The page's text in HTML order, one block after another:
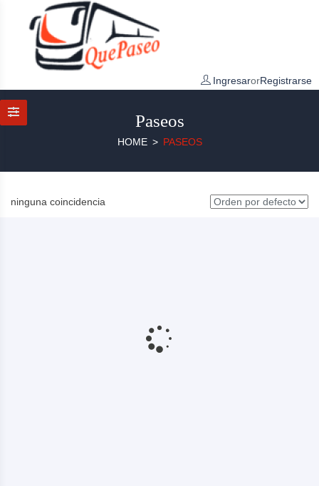
IngresarorRegistrarse
Paseos
HOME PASEOS
ninguna coincidencia